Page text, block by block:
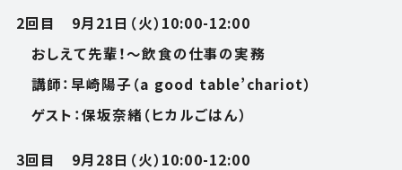
2回目 9月21日（火）10:00-12:00
おしえて先輩！～飲食の仕事の実務
講師：早崎陽子（a good table’chariot）
ゲスト：保坂奈緒（ヒカルごはん）
3回目 9月28日（火）10:00-12:00